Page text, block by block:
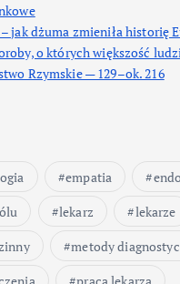
jak dżuma zmieniła historię
o których większość
Rzymskie — 129–ok. 216
empatia
lekarz
lekarze
metody